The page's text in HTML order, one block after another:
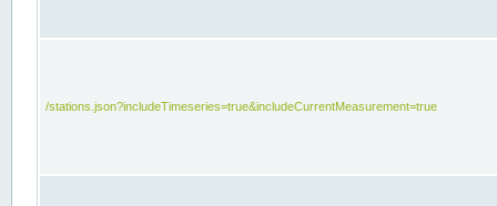
/stations.json?includeTimeseries=true&includeCurrentMeasurement=true